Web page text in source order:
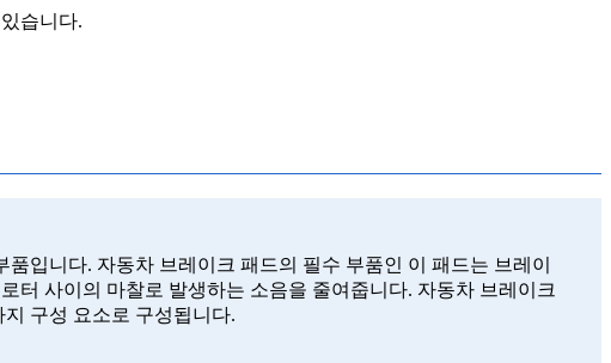
습니다.
입니다. 자동차 브레이크 패드의 필수 부품인 이 패드는 브레이
터 사이의 마찰로 발생하는 소음을 줄여줍니다. 자동차 브레이크
구성 요소로 구성됩니다.